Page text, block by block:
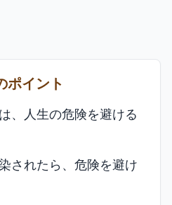
ポイント
、人生の危険を避ける
されたら、危険を避け